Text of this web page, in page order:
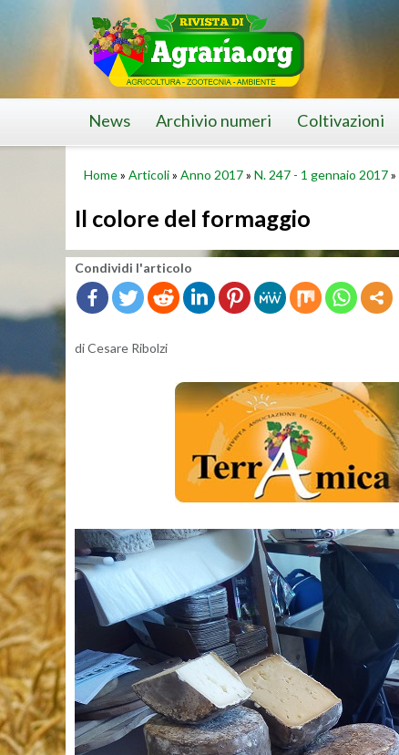
News Archivio numeri Coltivazioni
Home» Articoli» Anno 2017» N. 247 - 1 gennaio 2017»
Il colore del formaggio
Con­di­vi­di l'ar­ti­co­lo
di Ce­sa­re Ri­bol­zi